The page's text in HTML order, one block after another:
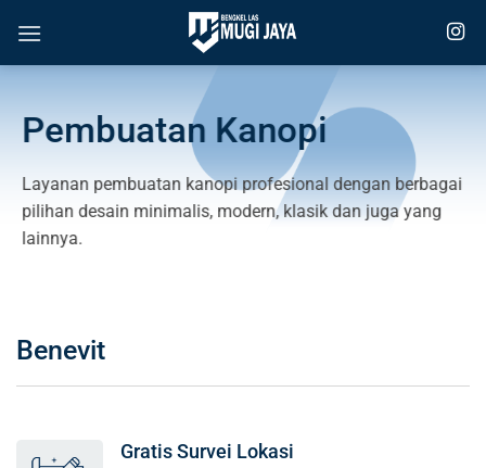
content
Pembuatan Kanopi
Layanan pembuatan kanopi profesional dengan berbagai
pilihan desain minimalis, modern, klasik dan juga yang
lainnya.
Benevit
Gratis Survei Lokasi